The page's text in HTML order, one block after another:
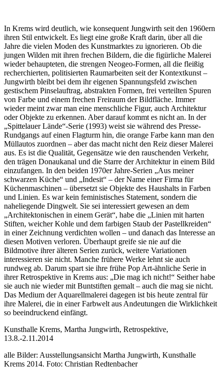
In Krems wird deutlich, wie konsequent Jungwirth seit den 1960ern
ihren Stil entwickelt. Es liegt eine große Kraft darin, über all die
Jahre die vielen Moden des Kunstmarktes zu ignorieren. Ob die
jungen Wilden mit ihren frechen Bildern, die die figürliche Malerei
wieder behaupteten, die strengen Neogeo-Formen, all die fleißig
recherchierten, politisierten Raumarbeiten seit der Kontextkunst –
Jungwirth bleibt bei dem ihr eigenen Spannungsfeld zwischen
gestischem Pinselauftrag, abstrakten Formen, frei verteilten Spuren
von Farbe und einem frechen Freiraum der Bildfläche. Immer
wieder meint zwar man eine menschliche Figur, auch Architektur
oder Objekte zu erkennen. Aber darauf kommt es nicht an. In der
„Spittelauer Lände“-Serie (1993) weist sie während des Presse-
Rundgangs auf einen Flagturm hin, die orange Farbe kann man den
Müllautos zuordnen – aber das macht nicht den Reiz dieser Malerei
aus. Es ist die Qualität, Gegensätze wie den rauschenden Verkehr,
den trägen Donaukanal und die Starre der Architektur in einem Bild
einzufangen. In den beiden 1970er Jahre-Serien „Aus meiner
schwarzen Küche“ und „Indesit“ – der Name einer Firma für
Küchenmaschinen – übersetzt sie Objekte des Haushalts in Farben
und Linien. Es war kein feministisches Statement, sondern die
naheliegende Dingwelt. Sie sei interessiert gewesen an dem
„Architektonischen in einem Gerät“, habe die „Linien mit harten
Stiften, weicher Kohle und dem farbigen Staub der Pastellkreiden“
in einer Zeichnung verdichten wollen – und danach das Interesse an
diesen Motiven verloren. Überhaupt greife sie nie auf die
Bildmotive ihrer älteren Serien zurück, weitere Variationen
interessieren sie nicht. Manche frühere Werke lehnt sie auch
rundweg ab. Darum spart sie ihre frühe Pop Art-ähnliche Serie in
ihrer Retrospektive in Krems aus: „Die mag ich nicht!“ Seither habe
sie auch nie wieder mit Buntstiften gemalt – auch die mag sie nicht.
Das Medium der Aquarellmalerei dagegen ist bis heute zentral für
ihre Malerei, die in einer Farbwelt aus Andeutungen die Wirklichkeit
so beeindruckend einfängt.
Kunsthalle Krems, Martha Jungwirth, Retrospektive,
13.8.-2.11.2014
alle Bilder: Ausstellungsansicht Martha Jungwirth, Kunsthalle
Krems 2014. Foto: Christian Redtenbacher